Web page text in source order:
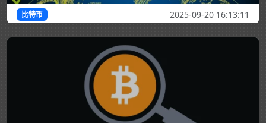
比特币 2025-09-20 16:13:11